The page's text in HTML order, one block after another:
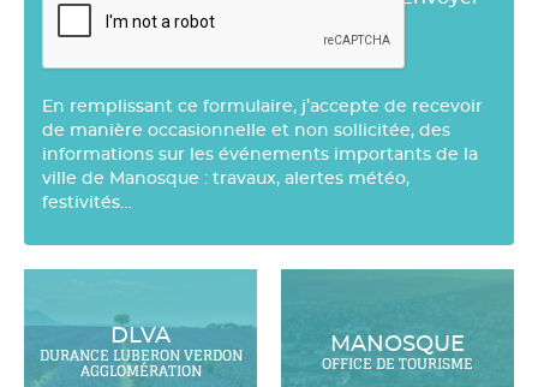
En remplissant ce formulaire, j’accepte de recevoir
de manière occasionnelle et non sollicitée, des
informations sur les événements importants de la
ville de Manosque : travaux, alertes météo,
festivités…
DLVA
DURANCE LUBERON VERDON
AGGLOMÉRATION
MANOSQUE
OFFICE DE TOURISME